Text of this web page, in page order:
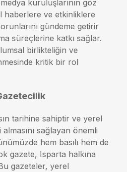
kuruluşlarının göz
haberlere ve etkinliklere
gündeme getirir
süreçlerine katkı sağlar.
birlikteliğin ve
kritik bir rol
tarihine sahiptir ve yerel
sağlayan önemli
hem basılı hem de
gazete, Isparta halkına
gazeteler, yerel